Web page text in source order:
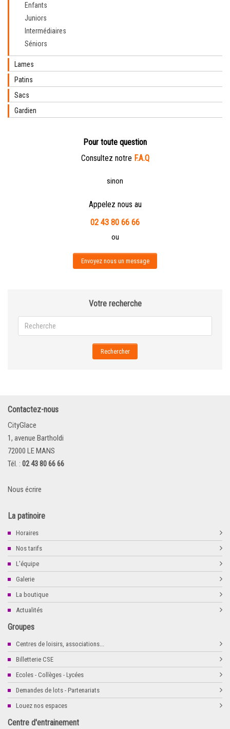
Enfants
Juniors
Intermédiaires
Séniors
Lames
Patins
Sacs
Gardien
Pour toute question
Consultez notre F.A.Q
sinon
Appelez nous au
02 43 80 66 66
ou
Envoyez nous un message
Votre recherche
Rechercher
Contactez-nous
CityGlace
1, avenue Bartholdi
72000 LE MANS
Tél. : 02 43 80 66 66
Nous écrire
La patinoire
Horaires
Nos tarifs
L'équipe
Galerie
La boutique
Actualités
Groupes
Centres de loisirs, associations...
Billetterie CSE
Ecoles - Collèges - Lycées
Demandes de lots - Partenariats
Louez nos espaces
Centre d'entrainement